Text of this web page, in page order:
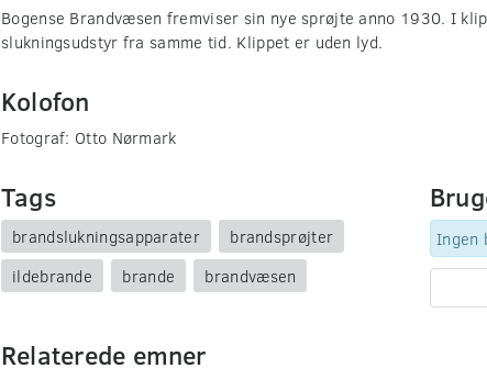
Bogense Brandvæsen fremviser sin nye sprøjte anno 1930. I
slukningsudstyr fra samme tid. Klippet er uden lyd.
Kolofon
Fotograf: Otto Nørmark
Tags
brandslukningsapparater
brandsprøjter
ildebrande
brande brandvæsen
Ingen
Relaterede emner